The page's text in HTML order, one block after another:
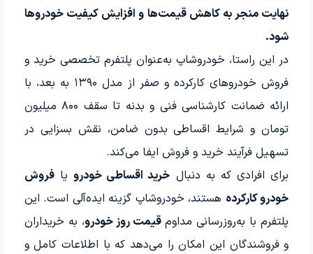
نهایت منجر به کاهش قیمت‌ها و افزایش کیفیت خودروها
شود.
در این راستا، خودروشاپ به‌عنوان پلتفرم تخصصی خرید و
فروش خودروهای کارکرده و صفر از مدل ۱۳۹۰ به بعد، با
ارائه ضمانت کارشناسی فنی و بدنه تا سقف ۸۰۰ میلیون
تومان و شرایط اقساطی بدون ضامن، نقش بسزایی در
تسهیل فرآیند خرید و فروش ایفا می‌کند.
برای افرادی که به دنبال خرید اقساطی خودرویافروش
خودرو کارکرده هستند، خودروشاپ گزینه ایده‌آلی است. این
پلتفرم با به‌روزرسانی مداومقیمت روز خودرو، به خریداران
و فروشندگان این امکان را می‌دهد که با اطلاعات کامل و